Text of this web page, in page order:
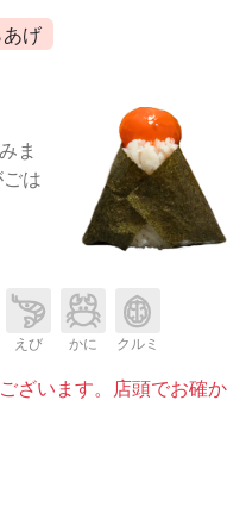
げ
ま
は
えび かに クルミ
ざいます。店頭でお確か